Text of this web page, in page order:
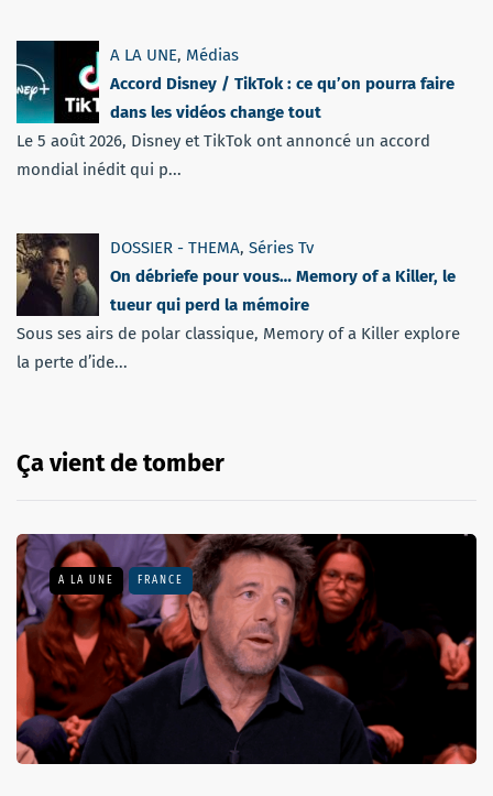
A LA UNE, Médias
Accord Disney / TikTok : ce qu’on pourra faire
dans les vidéos change tout
Le 5 août 2026, Disney et TikTok ont annoncé un accord
mondial inédit qui p...
DOSSIER - THEMA, Séries Tv
On débriefe pour vous… Memory of a Killer, le
tueur qui perd la mémoire
Sous ses airs de polar classique, Memory of a Killer explore
la perte d’ide...
Ça vient de tomber
A LA UNE FRANCE